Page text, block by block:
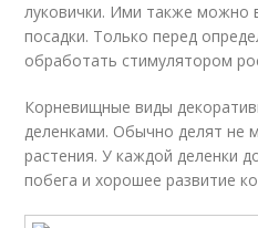
луковички. Ими также можно
посадки. Только перед
обработать стимулятором
Корневищные виды
деленками. Обычно делят не
растения. У каждой деленки
побега и хорошее развитие